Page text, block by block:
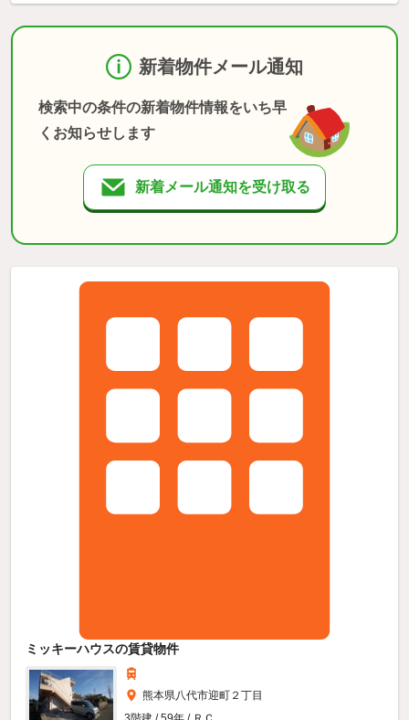
新着物件メール通知
検索中の条件の新着物件情報をいち早
くお知らせします
新着メール通知を受け取る
ミッキーハウスの賃貸物件
熊本県八代市迎町２丁目